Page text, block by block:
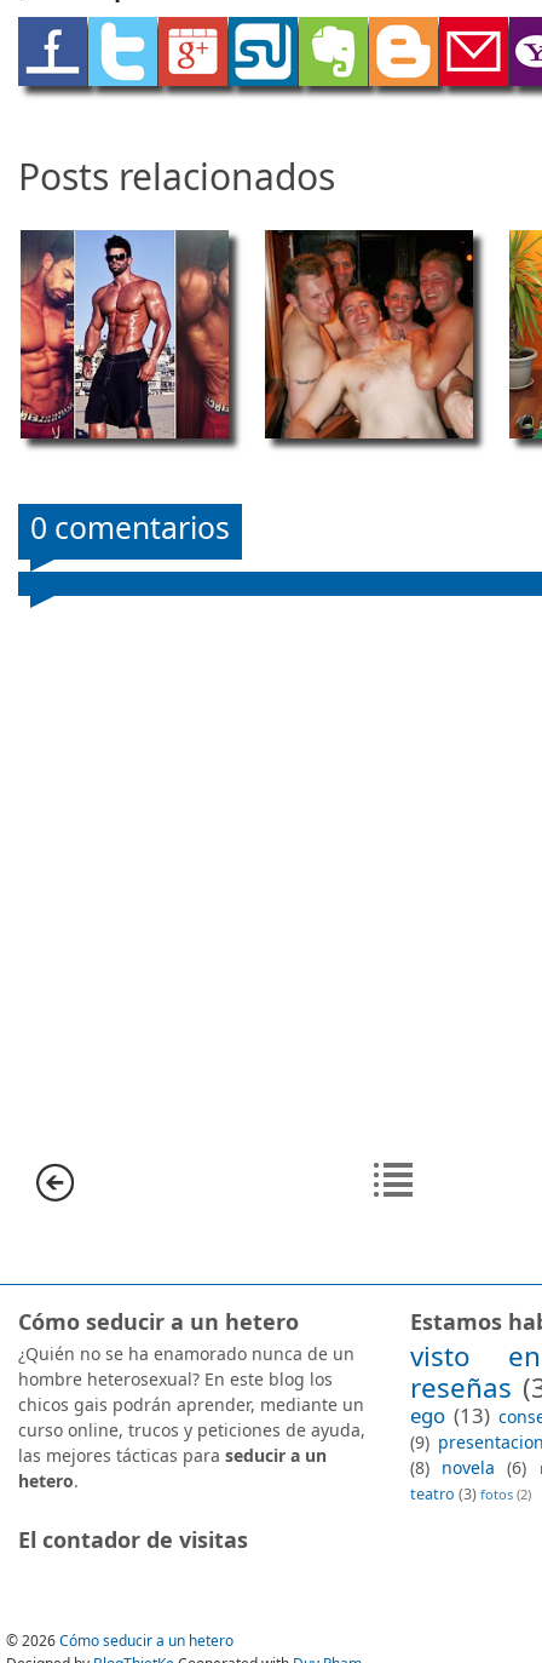
Posts relacionados
0 comentarios
Cómo seducir a un hetero
¿Quién no se ha enamorado nunca de un
hombre heterosexual? En este blog los
chicos gais podrán aprender, mediante un
curso online, trucos y peticiones de ayuda,
las mejores tácticas para seducir a un
hetero.
El contador de visitas
Estamos
visto
reseñas
ego (13)
(9)
(8) novela (6)
teatro (3) fotos (2)
©2026Cómo seducir a un hetero